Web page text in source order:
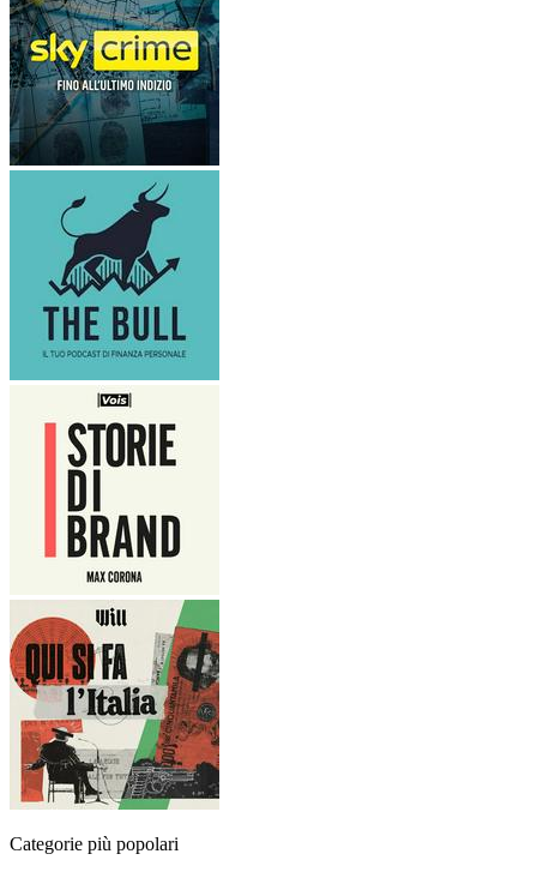
Categorie più popolari